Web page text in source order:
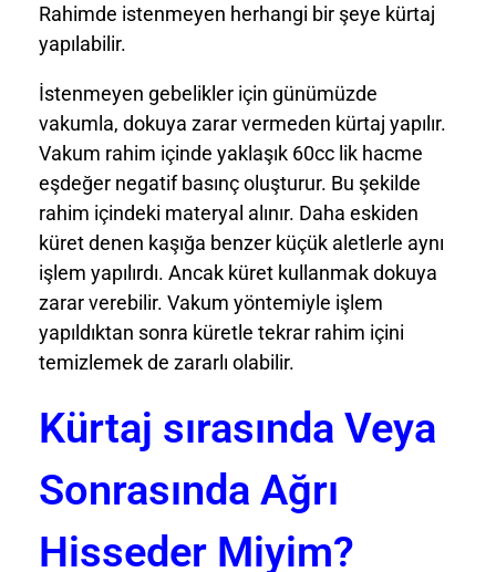
Rahimde istenmeyen herhangi bir şeye kürtaj
yapılabilir.
İstenmeyen gebelikler için günümüzde
vakumla, dokuya zarar vermeden kürtaj yapılır.
Vakum rahim içinde yaklaşık 60cc lik hacme
eşdeğer negatif basınç oluşturur. Bu şekilde
rahim içindeki materyal alınır. Daha eskiden
küret denen kaşığa benzer küçük aletlerle aynı
işlem yapılırdı. Ancak küret kullanmak dokuya
zarar verebilir. Vakum yöntemiyle işlem
yapıldıktan sonra küretle tekrar rahim içini
temizlemek de zararlı olabilir.
Kürtaj sırasında Veya
Sonrasında Ağrı
Hisseder Miyim?